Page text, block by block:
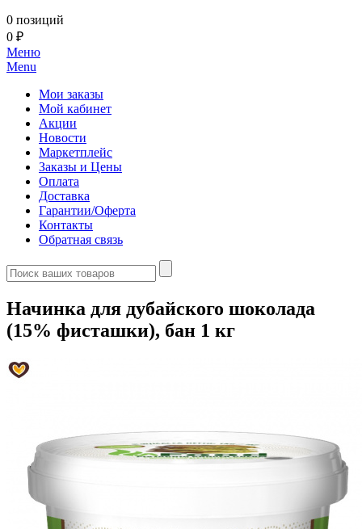
0 позиций
0 ₽
Меню
Menu
Мои заказы
Мой кабинет
Акции
Новости
Маркетплейс
Заказы и Цены
Оплата
Доставка
Гарантии/Оферта
Контакты
Обратная связь
Начинка для дубайского шоколада
(15% фисташки), бан 1 кг